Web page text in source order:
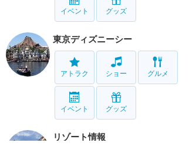
イベント グッズ
東京ディズニーシー
アトラク ショー グルメ
イベント グッズ
リゾート情報